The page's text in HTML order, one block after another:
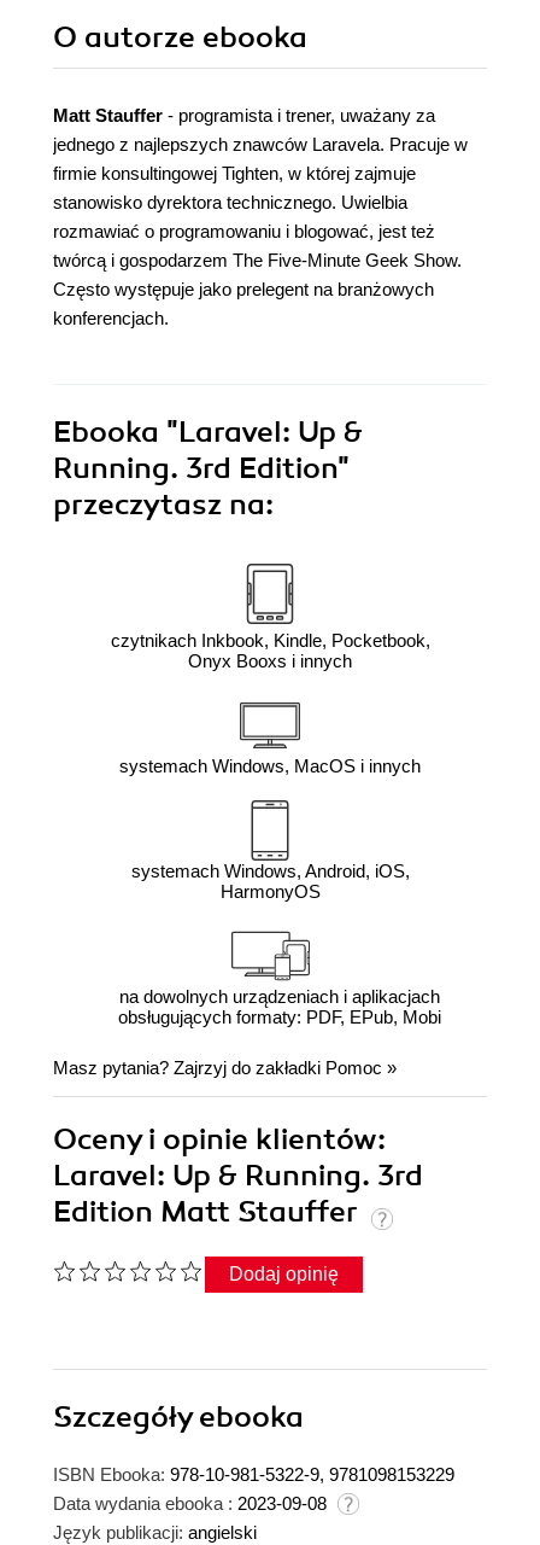
O autorze ebooka
Matt Stauffer - programista i trener, uważany za
jednego z najlepszych znawców Laravela. Pracuje w
firmie konsultingowej Tighten, w której zajmuje
stanowisko dyrektora technicznego. Uwielbia
rozmawiać o programowaniu i blogować, jest też
twórcą i gospodarzem The Five-Minute Geek Show.
Często występuje jako prelegent na branżowych
konferencjach.
Ebooka "Laravel: Up &
Running. 3rd Edition"
przeczytasz na:
czytnikach Inkbook, Kindle, Pocketbook,
Onyx Booxs i innych
systemach Windows, MacOS i innych
systemach Windows, Android, iOS,
HarmonyOS
na dowolnych urządzeniach i aplikacjach
obsługujących formaty: PDF, EPub, Mobi
Masz pytania? Zajrzyj do zakładki Pomoc »
Oceny i opinie klientów:
Laravel: Up & Running. 3rd
Edition Matt Stauffer
Dodaj opinię
Szczegółyebooka
ISBN Ebooka: 978-10-981-5322-9, 9781098153229
Data wydania ebooka : 2023-09-08
Język publikacji: angielski